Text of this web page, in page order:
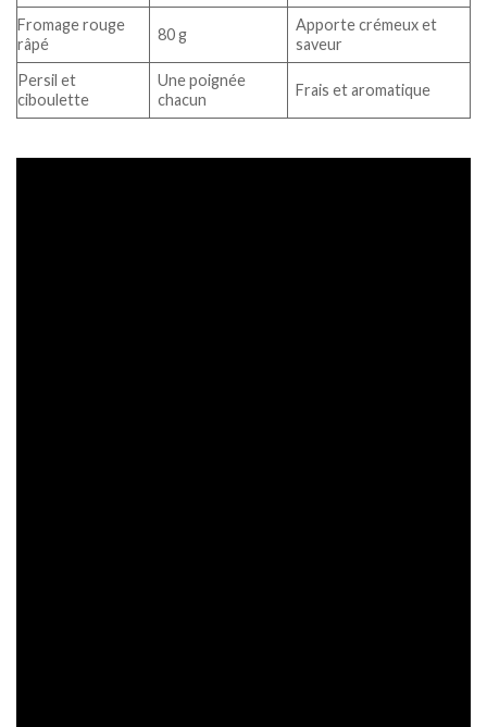
Fromage rouge
râpé
80 g
Apporte crémeux et
saveur
Persil et
ciboulette
Une poignée
chacun
Frais et aromatique